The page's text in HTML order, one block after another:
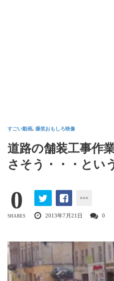
すごい動画, 爆笑おもしろ映像
道路の舗装工事作
さそう・・・とい
0
SHARES 2013年7月21日 0